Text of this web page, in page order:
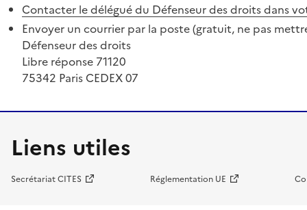
Contacter le délégué du Défenseur des droits dans
Envoyer un courrier par la poste (gratuit, ne pas
Défenseur des droits
Libre réponse 71120
75342 Paris CEDEX 07
Liens utiles
Secrétariat CITES Réglementation UE